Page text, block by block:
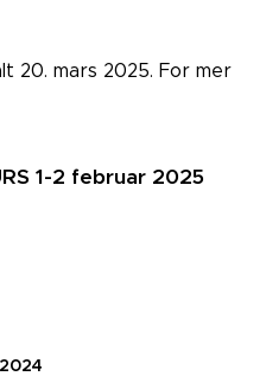
20. mars 2025. For mer
1-2 februar 2025